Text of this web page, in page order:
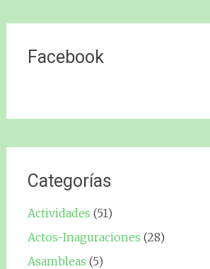
Facebook
Categorías
Actividades (51)
Actos-Inaguraciones (28)
Asambleas (5)